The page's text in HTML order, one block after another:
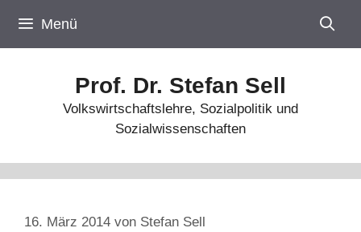
Inhalt
springen
Menü
Prof. Dr. Stefan Sell
Volkswirtschaftslehre, Sozialpolitik und
Sozialwissenschaften
16. März 2014 von Stefan Sell